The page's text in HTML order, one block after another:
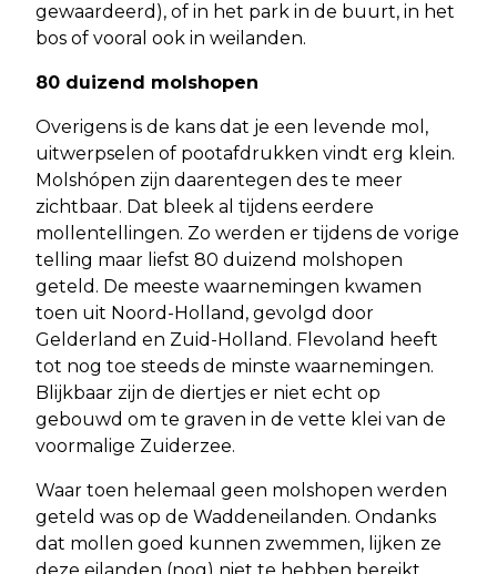
gewaardeerd), of in het park in de buurt, in het
bos of vooral ook in weilanden.
80 duizend molshopen
Overigens is de kans dat je een levende mol,
uitwerpselen of pootafdrukken vindt erg klein.
Molshópen zijn daarentegen des te meer
zichtbaar. Dat bleek al tijdens eerdere
mollentellingen. Zo werden er tijdens de vorige
telling maar liefst 80 duizend molshopen
geteld. De meeste waarnemingen kwamen
toen uit Noord-Holland, gevolgd door
Gelderland en Zuid-Holland. Flevoland heeft
tot nog toe steeds de minste waarnemingen.
Blijkbaar zijn de diertjes er niet echt op
gebouwd om te graven in de vette klei van de
voormalige Zuiderzee.
Waar toen helemaal geen molshopen werden
geteld was op de Waddeneilanden. Ondanks
dat mollen goed kunnen zwemmen, lijken ze